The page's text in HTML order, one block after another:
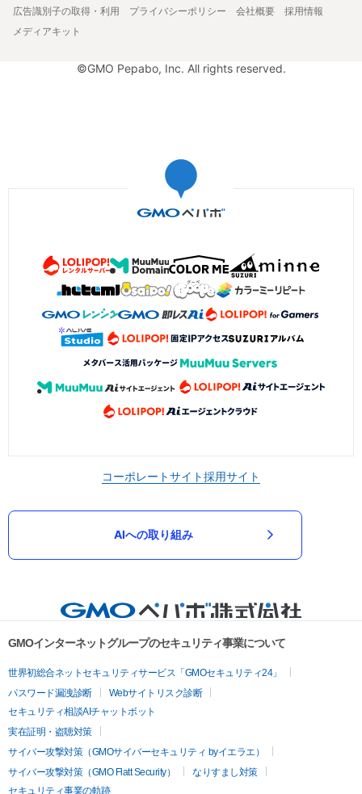
広告識別子の取得・利用
プライバシーポリシー 会社概要
採用情報
メディアキット
©GMO Pepabo, Inc. All rights reserved.
コーポレートサイト採用サイト
AIへの取り組み
GMOインターネットグループのセキュリティ事業について
世界初総合ネットセキュリティサービス「GMOセキュリティ24」
パスワード漏洩診断
Webサイトリスク診断
セキュリティ相談AIチャットボット
実在証明・盗聴対策
サイバー攻撃対策（GMOサイバーセキュリティ byイエラエ）
サイバー攻撃対策（GMO Flatt Security）
なりすまし対策
セキュリティ事業の軌跡